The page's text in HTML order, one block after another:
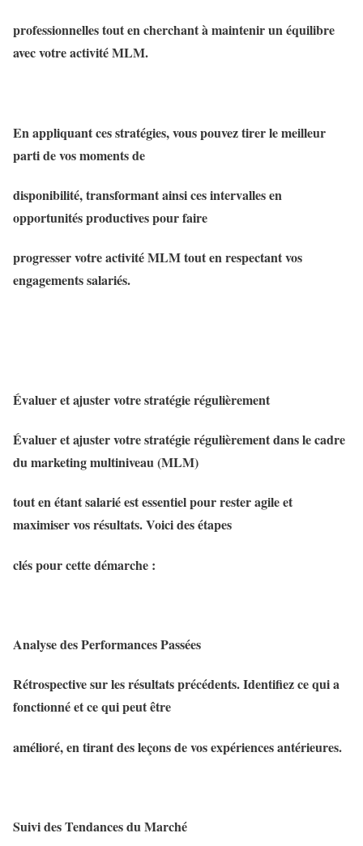
professionnelles tout en cherchant à maintenir un équilibre
avec votre activité MLM.
En appliquant ces stratégies, vous pouvez tirer le meilleur
parti de vos moments de
disponibilité, transformant ainsi ces intervalles en
opportunités productives pour faire
progresser votre activité MLM tout en respectant vos
engagements salariés.
Évaluer et ajuster votre stratégie régulièrement
Évaluer et ajuster votre stratégie régulièrement dans le cadre
du marketing multiniveau (MLM)
tout en étant salarié est essentiel pour rester agile et
maximiser vos résultats. Voici des étapes
clés pour cette démarche :
Analyse des Performances Passées
Rétrospective sur les résultats précédents. Identifiez ce qui a
fonctionné et ce qui peut être
amélioré, en tirant des leçons de vos expériences antérieures.
Suivi des Tendances du Marché